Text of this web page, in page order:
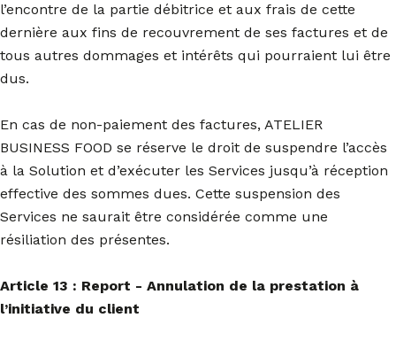
l’encontre de la partie débitrice et aux frais de cette
dernière aux fins de recouvrement de ses factures et de
tous autres dommages et intérêts qui pourraient lui être
dus.
En cas de non-paiement des factures, ATELIER
BUSINESS FOOD se réserve le droit de suspendre l’accès
à la Solution et d’exécuter les Services jusqu’à réception
effective des sommes dues. Cette suspension des
Services ne saurait être considérée comme une
résiliation des présentes.
Article 13 : Report - Annulation de la prestation à
l’initiative du client